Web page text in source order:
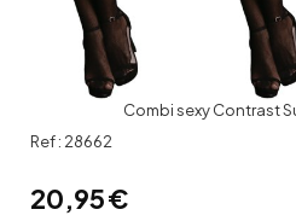
Combi sexy Contrast
Ref : 28662
20,95€